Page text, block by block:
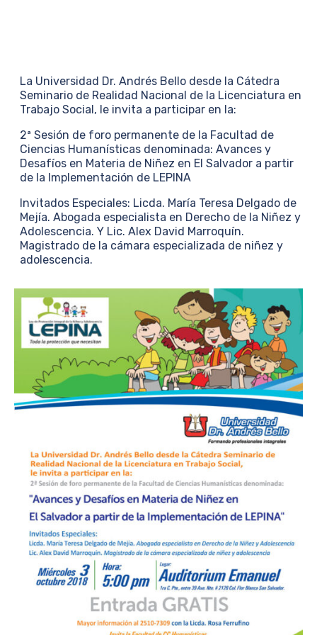
La Universidad Dr. Andrés Bello desde la Cátedra
Seminario de Realidad Nacional de la Licenciatura en
Trabajo Social, le invita a participar en la:
2ª Sesión de foro permanente de la Facultad de
Ciencias Humanísticas denominada: Avances y
Desafíos en Materia de Niñez en El Salvador a partir
de la Implementación de LEPINA
Invitados Especiales: Licda. María Teresa Delgado de
Mejía. Abogada especialista en Derecho de la Niñez y
Adolescencia. Y Lic. Alex David Marroquín.
Magistrado de la cámara especializada de niñez y
adolescencia.